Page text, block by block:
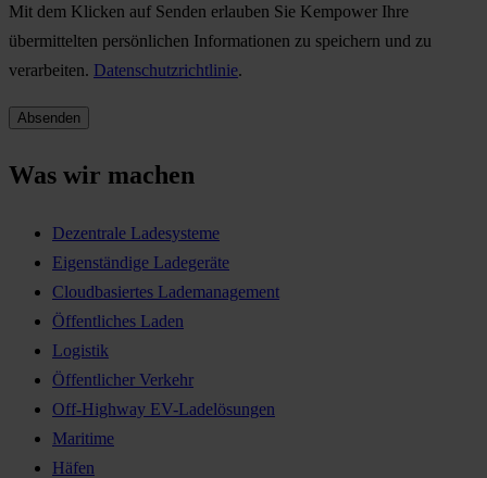
Mit dem Klicken auf Senden erlauben Sie Kempower Ihre
übermittelten persönlichen Informationen zu speichern und zu
verarbeiten. Datenschutzrichtlinie.
Was wir machen
Dezentrale Ladesysteme
Eigenständige Ladegeräte
Cloudbasiertes Lademanagement
Öffentliches Laden
Logistik
Öffentlicher Verkehr
Off-Highway EV-Ladelösungen
Maritime
Häfen